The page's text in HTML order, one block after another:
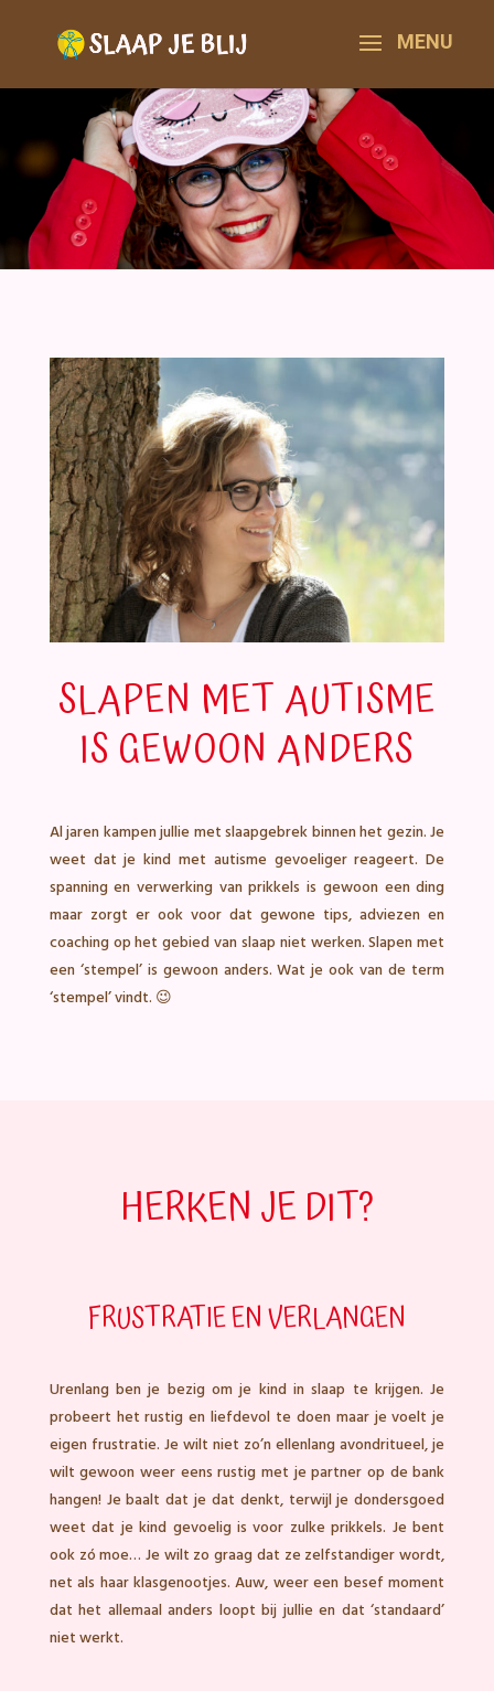
SLAPEN MET AUTISME
IS GEWOON ANDERS
Al jaren kampen jullie met slaapgebrek binnen het gezin. Je
weet dat je kind met autisme gevoeliger reageert. De
spanning en verwerking van prikkels is gewoon een ding
maar zorgt er ook voor dat gewone tips, adviezen en
coaching op het gebied van slaap niet werken. Slapen met
een ‘stempel’ is gewoon anders. Wat je ook van de term
‘stempel’ vindt. 😉
HERKEN JE DIT?
FRUSTRATIE EN VERLANGEN
Urenlang ben je bezig om je kind in slaap te krijgen. Je
probeert het rustig en liefdevol te doen maar je voelt je
eigen frustratie. Je wilt niet zo’n ellenlang avondritueel, je
wilt gewoon weer eens rustig met je partner op de bank
hangen! Je baalt dat je dat denkt, terwijl je dondersgoed
weet dat je kind gevoelig is voor zulke prikkels. Je bent
ook zó moe… Je wilt zo graag dat ze zelfstandiger wordt,
net als haar klasgenootjes. Auw, weer een besef moment
dat het allemaal anders loopt bij jullie en dat ‘standaard’
niet werkt.